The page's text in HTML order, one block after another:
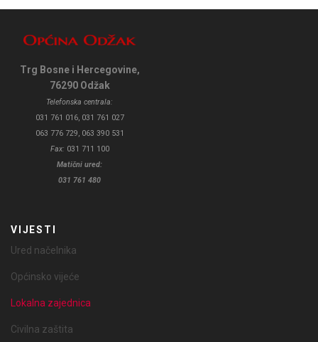
Trg Bosne i Hercegovine,
76290 Odžak
Telefonska centrala:
031 761 016, 031 761 027
063 776 729, 063 390 531
Fax: 031 711 100
Matični ured:
031 761 480
VIJESTI
Ured načelnika
Općinsko vijeće
Lokalna zajednica
Civilna zaštita